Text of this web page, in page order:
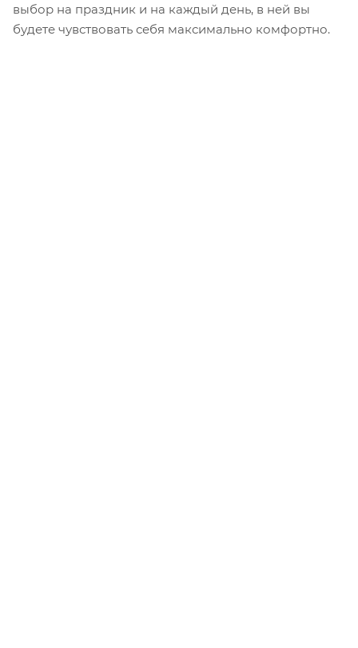
выбор на праздник и на каждый день, в ней вы
будете чувствовать себя максимально комфортно.